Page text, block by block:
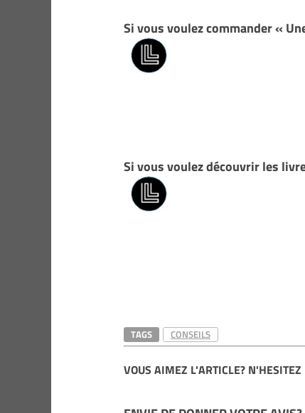
Si vous voulez commander «
Si vous voulez découvrir les
TAGS CONSEILS
VOUS AIMEZ L'ARTICLE? N'HESITEZ